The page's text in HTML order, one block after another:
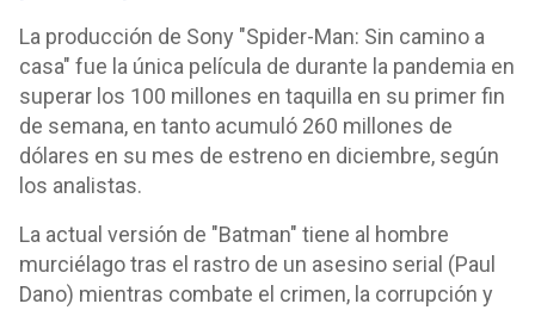
La producción de Sony "Spider-Man: Sin camino a
casa" fue la única película de durante la pandemia en
superar los 100 millones en taquilla en su primer fin
de semana, en tanto acumuló 260 millones de
dólares en su mes de estreno en diciembre, según
los analistas.
La actual versión de "Batman" tiene al hombre
murciélago tras el rastro de un asesino serial (Paul
Dano) mientras combate el crimen, la corrupción y